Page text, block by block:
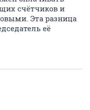
счётчиков и
Эта разница
её